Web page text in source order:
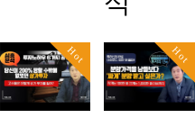
Hot Hot